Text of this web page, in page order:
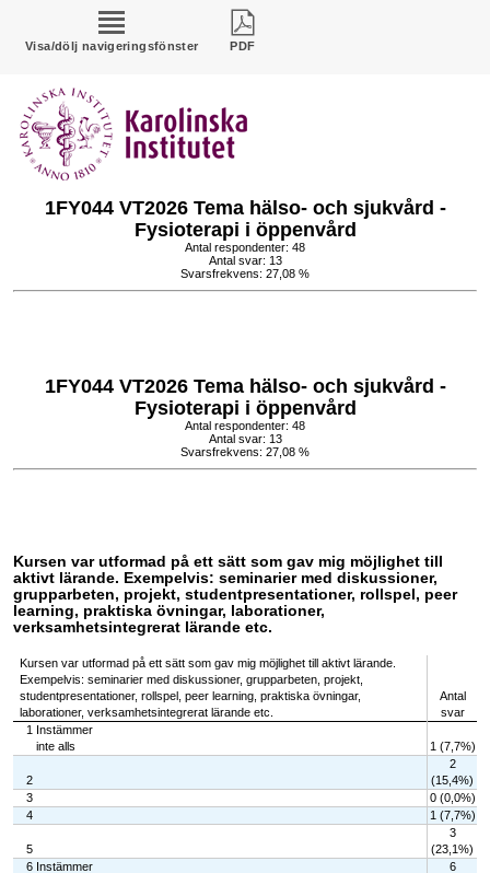
Visa/dölj navigeringsfönster PDF
1FY044 VT2026 Tema hälso- och sjukvård -
Fysioterapi i öppenvård
Antal respondenter: 48
Antal svar: 13
Svarsfrekvens: 27,08 %
1FY044 VT2026 Tema hälso- och sjukvård -
Fysioterapi i öppenvård
Antal respondenter: 48
Antal svar: 13
Svarsfrekvens: 27,08 %
Kursen var utformad på ett sätt som gav mig möjlighet till
aktivt lärande. Exempelvis: seminarier med diskussioner,
grupparbeten, projekt, studentpresentationer, rollspel, peer
learning, praktiska övningar, laborationer,
verksamhetsintegrerat lärande etc.
Kursen var utformad på ett sätt som gav mig möjlighet till aktivt lärande.
Exempelvis: seminarier med diskussioner, grupparbeten, projekt,
studentpresentationer, rollspel, peer learning, praktiska övningar,
laborationer, verksamhetsintegrerat lärande etc.
Antal
svar
1 Instämmer
inte alls
1 (7,7%)
2
2
(15,4%)
3
0 (0,0%)
4
1 (7,7%)
5
3
(23,1%)
6 Instämmer
6